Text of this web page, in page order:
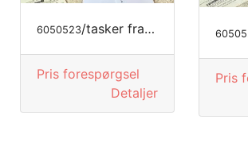
6050523/tasker fra MODE LUKSUS
Pris forespørgsel
Detaljer
Pris